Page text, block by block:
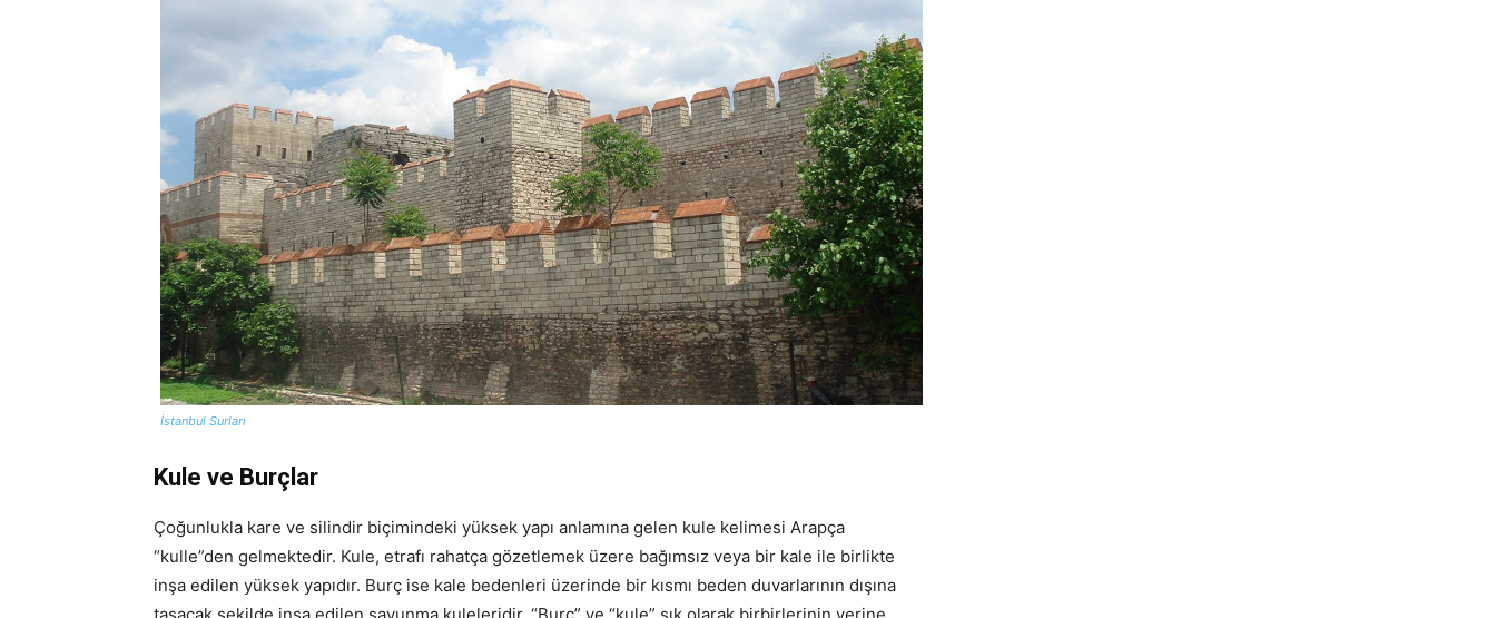
İstanbul Surları
Kule ve Burçlar
Çoğunlukla kare ve silindir biçimindeki yüksek yapı anlamına gelen kule kelimesi Arapça
“kulle”den gelmektedir. Kule, etrafı rahatça gözetlemek üzere bağımsız veya bir kale ile birlikte
inşa edilen yüksek yapıdır. Burç ise kale bedenleri üzerinde bir kısmı beden duvarlarının dışına